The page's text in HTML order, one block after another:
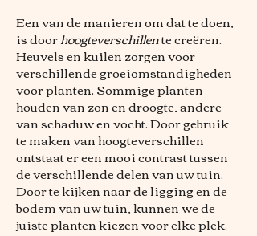
Een van de manieren om dat te doen,
is doorhoogteverschillente creëren.
Heuvels en kuilen zorgen voor
verschillende groeiomstandigheden
voor planten. Sommige planten
houden van zon en droogte, andere
van schaduw en vocht. Door gebruik
te maken van hoogteverschillen
ontstaat er een mooi contrast tussen
de verschillende delen van uw tuin.
Door te kijken naar de ligging en de
bodem van uw tuin, kunnen we de
juiste planten kiezen voor elke plek.